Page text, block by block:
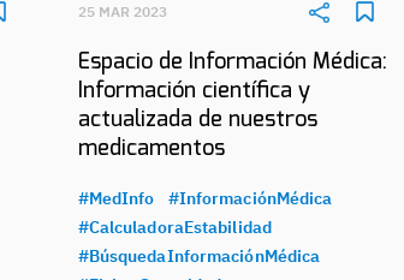
25 MAR 2023
Espacio de Información Médica:
Información científica y
actualizada de nuestros
medicamentos
#MedInfo
#InformaciónMédica
#CalculadoraEstabilidad
#BúsquedaInformaciónMédica